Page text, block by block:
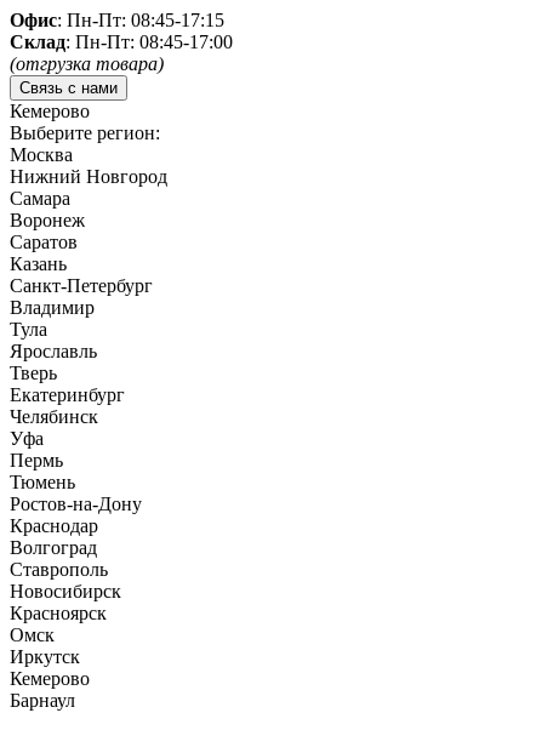
Офис: Пн-Пт: 08:45-17:15
Склад: Пн-Пт: 08:45-17:00
(отгрузка товара)
Связь с нами
Кемерово
Выберите регион:
Москва
Нижний Новгород
Самара
Воронеж
Саратов
Казань
Санкт-Петербург
Владимир
Тула
Ярославль
Тверь
Екатеринбург
Челябинск
Уфа
Пермь
Тюмень
Ростов-на-Дону
Краснодар
Волгоград
Ставрополь
Новосибирск
Красноярск
Омск
Иркутск
Кемерово
Барнаул